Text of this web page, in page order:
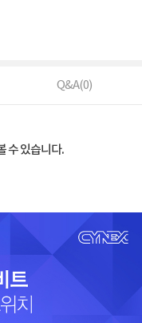
Q&A(0)
수 있습니다.